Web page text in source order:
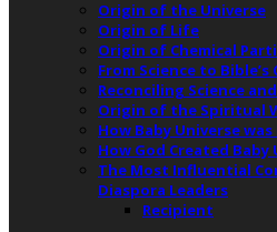
Origin of the Universe
Origin of Life
Origin of Chemical
From Science to
Reconciling Science
Origin of the Spiritual
How Baby Universe was
How God Created Baby
The Most Influential
Diaspora Leaders
Recipient